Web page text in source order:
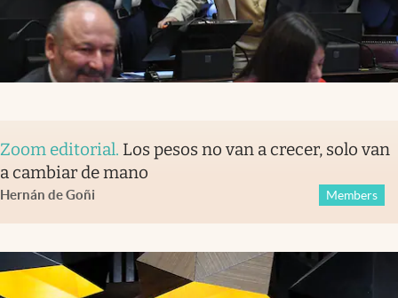
Zoom editorial. Los pesos no van a crecer, solo van
a cambiar de mano
Hernán de Goñi Members